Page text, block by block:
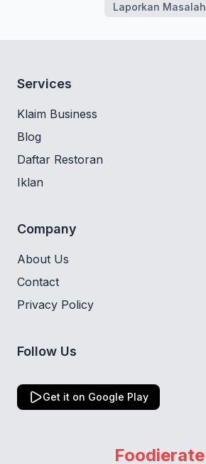
Laporkan Masalah
Services
Klaim Business
Blog
Daftar Restoran
Iklan
Company
About Us
Contact
Privacy Policy
Follow Us
Get it on Google Play
Foodierate